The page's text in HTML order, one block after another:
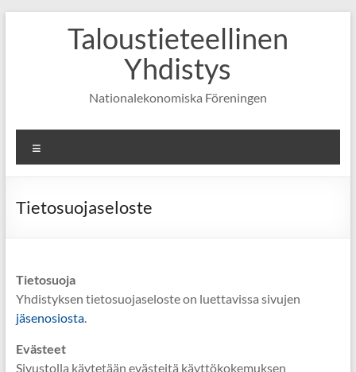
Taloustieteellinen
Yhdistys
Nationalekonomiska Föreningen
Tietosuojaseloste
Tietosuoja
Yhdistyksen tietosuojaseloste on luettavissa sivujen
jäsenosiosta.
Evästeet
Sivustolla käytetään evästeitä käyttökokemuksen